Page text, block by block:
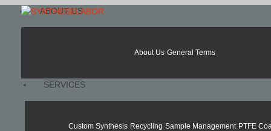
ABOUT US
About Us General Terms
SERVICES
Custom Synthesis Recycling Sample Management PTFE